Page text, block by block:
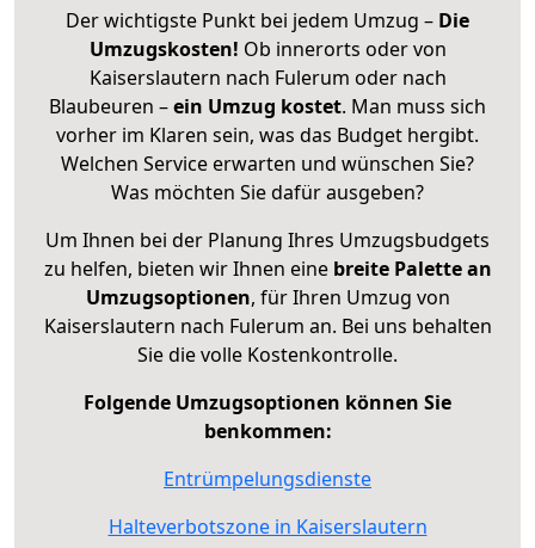
Der wichtigste Punkt bei jedem Umzug – Die
Umzugskosten! Ob innerorts oder von
Kaiserslautern nach Fulerum oder nach
Blaubeuren –ein Umzug kostet. Man muss sich
vorher im Klaren sein, was das Budget hergibt.
Welchen Service erwarten und wünschen Sie?
Was möchten Sie dafür ausgeben?
Um Ihnen bei der Planung Ihres Umzugsbudgets
zu helfen, bieten wir Ihnen eine breite Palette an
Umzugsoptionen, für Ihren Umzug von
Kaiserslautern nach Fulerum an. Bei uns behalten
Sie die volle Kostenkontrolle.
Folgende Umzugsoptionen können Sie
benkommen:
Entrümpelungsdienste
Halteverbotszone in Kaiserslautern